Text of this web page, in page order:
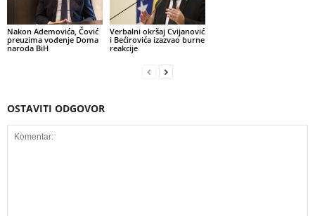
Nakon Ademovića, Čović
preuzima vođenje Doma
naroda BiH
Verbalni okršaj Cvijanović
i Bećirovića izazvao burne
reakcije
OSTAVITI ODGOVOR